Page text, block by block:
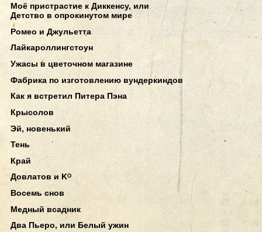
Моё пристрастие к Диккенсу, или
Детство в опрокинутом мире
Ромео и Джульетта
Лайкароллингстоун
Ужасы в цветочном магазине
Фабрика по изготовлению вундеркиндов
Как я встретил Питера Пэна
Крысолов
Эй, новенький
Тень
Край
Довлатов и Kᴼ
Восемь снов
Медный всадник
Два Пьеро, или Белый ужин